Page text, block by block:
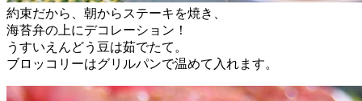
約束だから、朝からステーキを焼き、
海苔弁の上にデコレーション！
うすいえんどう豆は茹でたて。
ブロッコリーはグリルパンで温めて入れます。